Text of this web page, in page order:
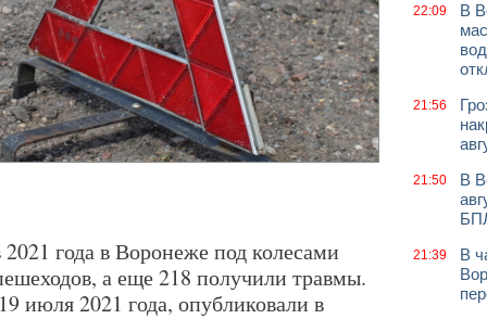
года в Воронеже под колесами
а еще 218 получили травмы.
июля 2021 года, опубликовали в
22:09
В
21:56
21:50
В
21:39
В